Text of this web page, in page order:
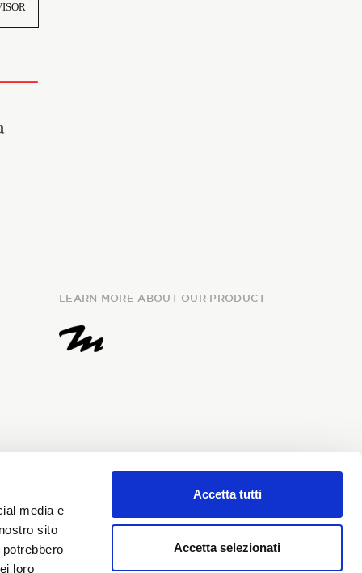
media e
sito
loro
Accetta tutti
Accetta selezionati
LEARN MORE ABOUT OUR PRODUCT
informationand I give my
personal data for the
newsletter.